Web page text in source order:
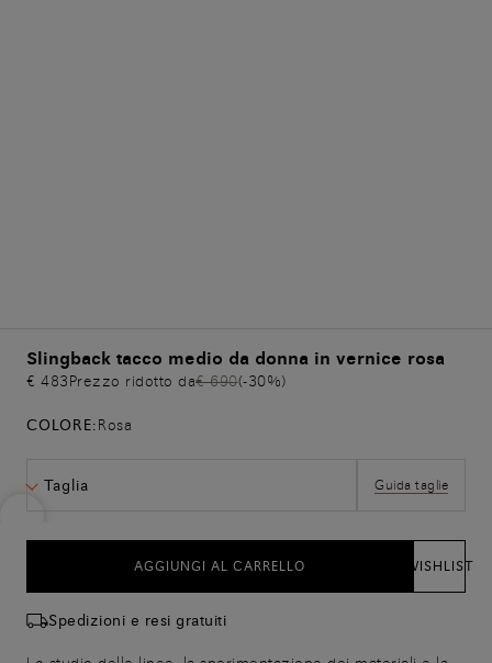
Slingback tacco medio da donna in vernice rosa
€ 483Prezzo ridotto da€ 690(-30%)
COLORE:Rosa
Taglia Guida taglie
AGGIUNGI AL CARRELLO WISHLIST
Spedizioni e resi gratuiti